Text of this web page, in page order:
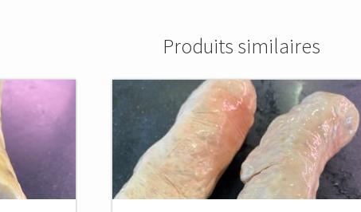
Produits similaires
0,00€
Total du produit
0,02€
Total des options
0,00€